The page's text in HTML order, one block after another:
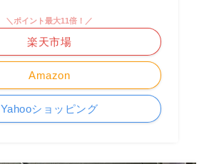
Amazon
＼ポイント最大11倍！／
楽天市場
Yahooショッピング